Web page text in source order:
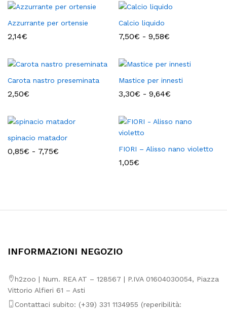
Azzurrante per ortensie
2,14€
Calcio liquido
7,50€ - 9,58€
da
7,50€
9,58€
Carota nastro preseminata
2,50€
Mastice per innesti
3,30€ - 9,64€
3,30€
spinacio matador
0,85€ - 7,75€ FIORI – Alisso nano violetto
1,05€
INFORMAZIONI NEGOZIO
h2zoo | Num. REA AT – 128567 | P.IVA 01604030054, Piazza
Vittorio Alfieri 61 – Asti
Contattaci subito: (+39) 331 1134955 (reperibilità: